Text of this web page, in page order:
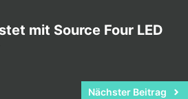
mit Source Four LED
Nächster Beitrag